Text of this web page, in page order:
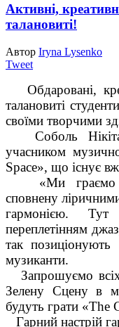
Активні,
талановиті!
Автор Iryna Lysenko
Tweet
Обдаровані,
талановиті
своїми творчими
Соболь
учасником
Space», що існує
«Ми граємо
сповнену
гармонією.
переплетінням
так позиціонують
музиканти.
Запрошуємо
Зелену Сцену в
будуть грати «The
Гарний настрій